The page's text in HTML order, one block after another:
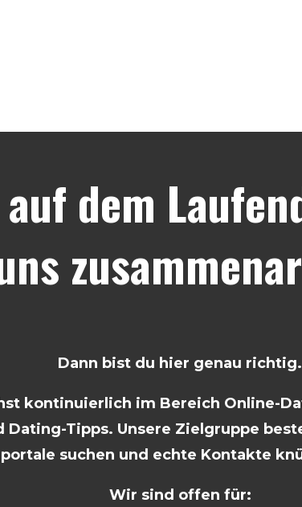
dem
Dann bist du hier genau richtig.
kontinuierlich im Bereich Online-
Dating-Tipps. Unsere Zielgruppe
suchen und echte Kontakte
Wir sind offen für: